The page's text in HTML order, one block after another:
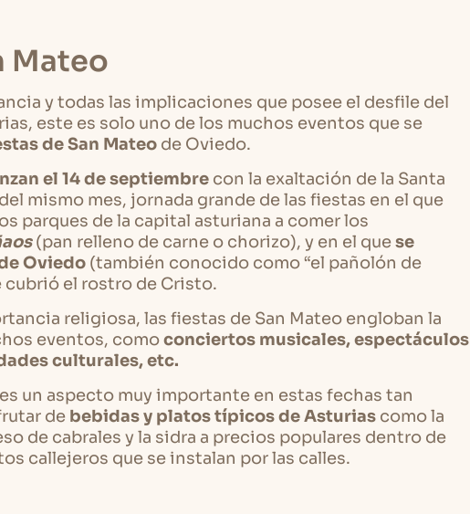
Mateo
y todas las implicaciones que posee el desfile del
este es solo uno de los muchos eventos que se
de San Mateo de Oviedo.
el 14 de septiembre con la exaltación de la Santa
del mismo mes, jornada grande de las fiestas en el que
parques de la capital asturiana a comer los
(pan relleno de carne o chorizo), y en el quese
Oviedo (también conocido como “el pañolón de
cubrió el rostro de Cristo.
religiosa, las fiestas de San Mateo engloban la
eventos, comoconciertos musicales, espectáculos
culturales, etc.
un aspecto muy importante en estas fechas tan
de bebidas y platos típicos de Asturias como la
de cabrales y la sidra a precios populares dentro de
callejeros que se instalan por las calles.